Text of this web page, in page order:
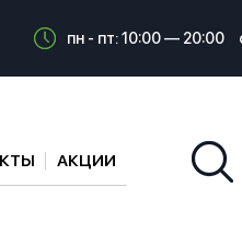
пн - пт: 10:00 — 20:00
АКЦИИ